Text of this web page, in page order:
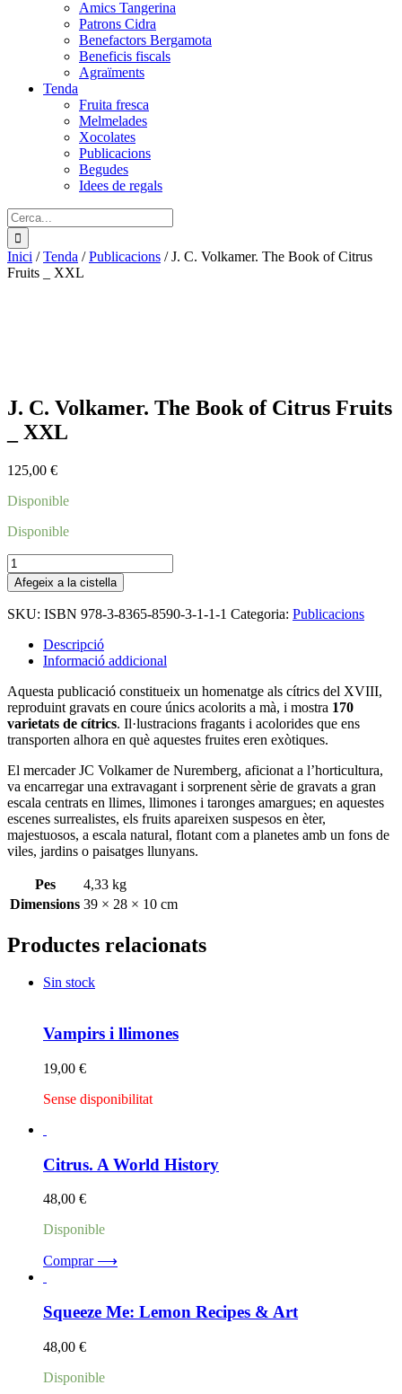
Amics Tangerina
Patrons Cidra
Benefactors Bergamota
Beneficis fiscals
Agraïments
Tenda
Fruita fresca
Melmelades
Xocolates
Publicacions
Begudes
Idees de regals
Cerca:
Inici / Tenda / Publicacions / J. C. Volkamer. The Book of Citrus
Fruits _ XXL
J. C. Volkamer. The Book of Citrus Fruits
_ XXL
125,00 €
Disponible
Disponible
quantitat
de
J.
C.
Book
Citrus
Fruits
_
XXL
Afegeix a la cistella
SKU: ISBN 978-3-8365-8590-3-1-1-1 Categoria: Publicacions
Descripció
Informació addicional
Aquesta publicació constitueix un homenatge als cítrics del XVIII,
reproduint gravats en coure únics acolorits a mà, i mostra 170
varietats de cítrics. Il·lustracions fragants i acolorides que ens
transporten alhora en què aquestes fruites eren exòtiques.
El mercader JC Volkamer de Nuremberg, aficionat a l’horticultura,
va encarregar una extravagant i sorprenent sèrie de gravats a gran
escala centrats en llimes, llimones i taronges amargues; en aquestes
escenes surrealistes, els fruits apareixen suspesos en èter,
majestuosos, a escala natural, flotant com a planetes amb un fons de
viles, jardins o paisatges llunyans.
Pes
4,33 kg
Dimensions 39 × 28 × 10 cm
Productes relacionats
Sin stock
Vampirs i llimones
19,00 €
Sense disponibilitat
Citrus. A World History
48,00 €
Disponible
Comprar ⟶
Squeeze Me: Lemon Recipes & Art
48,00 €
Disponible